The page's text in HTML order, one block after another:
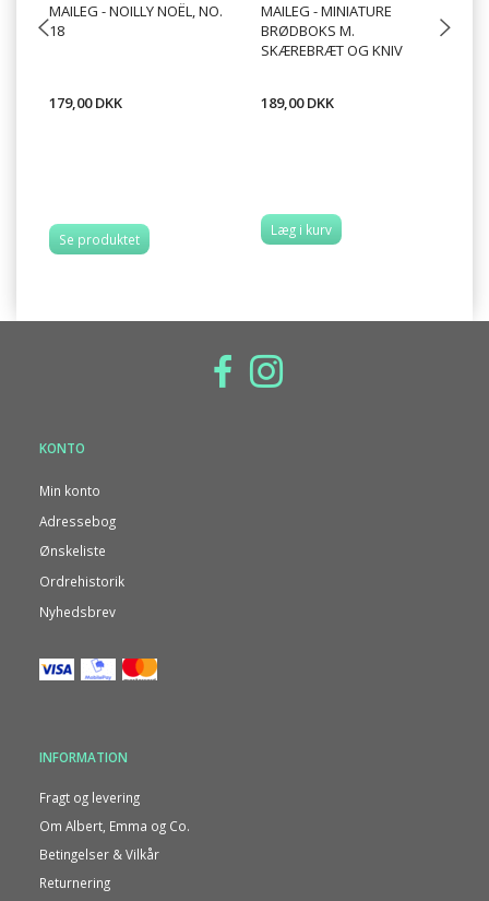
MAILEG - NOILLY NOËL, NO.
18
179,00 DKK
Se produktet
MAILEG - MINIATURE
BRØDBOKS M.
SKÆREBRÆT OG KNIV
189,00 DKK
Læg i kurv
KONTO
Min konto
Adressebog
Ønskeliste
Ordrehistorik
Nyhedsbrev
INFORMATION
Fragt og levering
Om Albert, Emma og Co.
Betingelser & Vilkår
Returnering